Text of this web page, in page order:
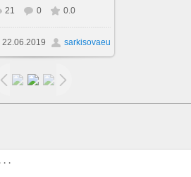
21 0 0.0
22.06.2019 sarkisovaeu